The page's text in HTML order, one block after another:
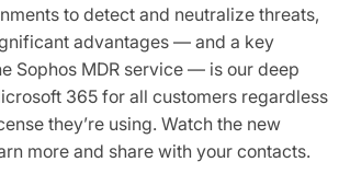
to detect and neutralize threats,
advantages — and a key
Sophos MDR service — is our deep
365 for all customers regardless
they’re using. Watch the new
more and share with your contacts.